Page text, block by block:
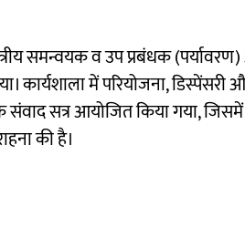
समन्वयक व उप प्रबंधक
में परियोजना, डिस्पेंसरी
सत्र आयोजित किया गया,
की है।